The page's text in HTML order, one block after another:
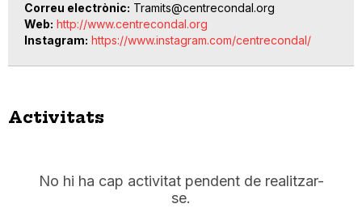
Correu electrònic Tramits@centrecondal.org
Web http://www.centrecondal.org
Instagram https://www.instagram.com/centrecondal/
Activitats
No hi ha cap activitat pendent de realitzar-
se.